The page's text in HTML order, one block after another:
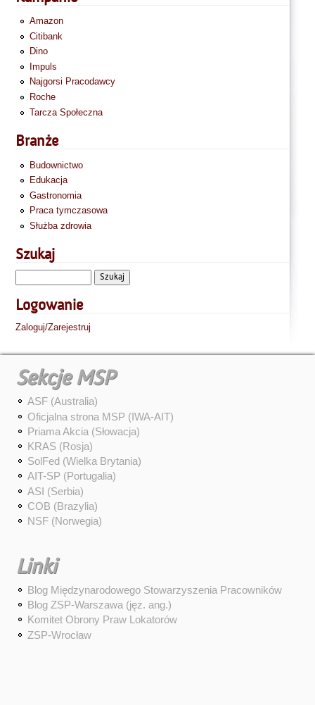
Amazon
Citibank
Dino
Impuls
Najgorsi Pracodawcy
Roche
Tarcza Społeczna
Branże
Budownictwo
Edukacja
Gastronomia
Praca tymczasowa
Służba zdrowia
Szukaj
Logowanie
Zaloguj/Zarejestruj
Sekcje MSP
ASF (Australia)
Oficjalna strona MSP (IWA-AIT)
Priama Akcia (Słowacja)
KRAS (Rosja)
SolFed (Wielka Brytania)
AIT-SP (Portugalia)
ASI (Serbia)
COB (Brazylia)
NSF (Norwegia)
Linki
Blog Międzynarodowego Stowarzyszenia Pracowników
Blog ZSP-Warszawa (jęz. ang.)
Komitet Obrony Praw Lokatorów
ZSP-Wrocław